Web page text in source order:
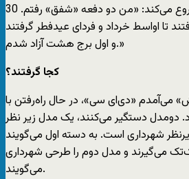
می‌نشیند روی صندلی و شروع می‌کند: «من دو دفعه «شفق» رفتم. 30
تا اواسط خرداد و فردای عیدفطر گرفتند
و اول برج هشت آزاد شدم.»
‌کجا گرفتند؟
می‌آمدم «دی‌ای سی»، در حال راه‌رفتن با
دومدل دستگیر می‌کنند، یک مدل زیر نظر
شهرداری است. به دسته اول می‌گویند
می‌گیرند و مدل دوم را طرحی شهرداری
می‌گویند.